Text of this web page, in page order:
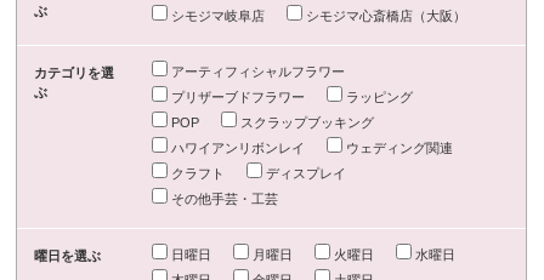
ぶ
シモジマ岐阜店
シモジマ心斎橋店（大阪）
カテゴリを選
ぶ
アーティフィシャルフラワー
プリザーブドフラワー
ラッピング
POP
スクラップブッキング
ハワイアンリボンレイ
ウェディング関連
クラフト
ディスプレイ
その他手芸・工芸
曜日を選ぶ 日曜日 月曜日 火曜日
水曜日